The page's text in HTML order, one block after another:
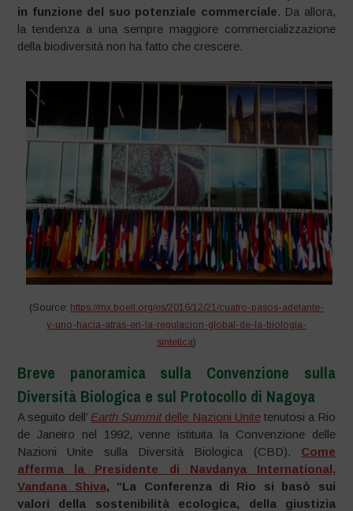
in funzione del suo potenziale commerciale. Da allora,
la tendenza a una sempre maggiore commercializzazione
della biodiversità non ha fatto che crescere.
(Source: https://mx.boell.org/es/2016/12/21/cuatro-pasos-adelante-
y-uno-hacia-atras-en-la-regulacion-global-de-la-biologia-
sintetica)
Breve panoramica sulla Convenzione sulla
Diversità Biologica e sul Protocollo di Nagoya
A seguito dell’ Earth Summitdelle Nazioni Unitetenutosi a Rio
de Janeiro nel 1992, venne istituita la Convenzione delle
Nazioni Unite sulla Diversità Biologica (CBD). Come
afferma la Presidente di Navdanya International,
Vandana Shiva, “La Conferenza di Rio si basò sui
valori della sostenibilità ecologica, della giustizia